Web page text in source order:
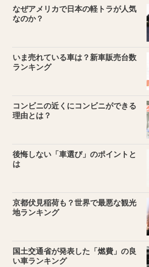
なぜアメリカで日本の軽トラが人気
なのか？
いま売れている車は？新車販売台数
ランキング
コンビニの近くにコンビニができる
理由とは？
後悔しない「車選び」のポイントと
は
京都伏見稲荷も？世界で最悪な観光
地ランキング
国土交通省が発表した「燃費」の良
い車ランキング